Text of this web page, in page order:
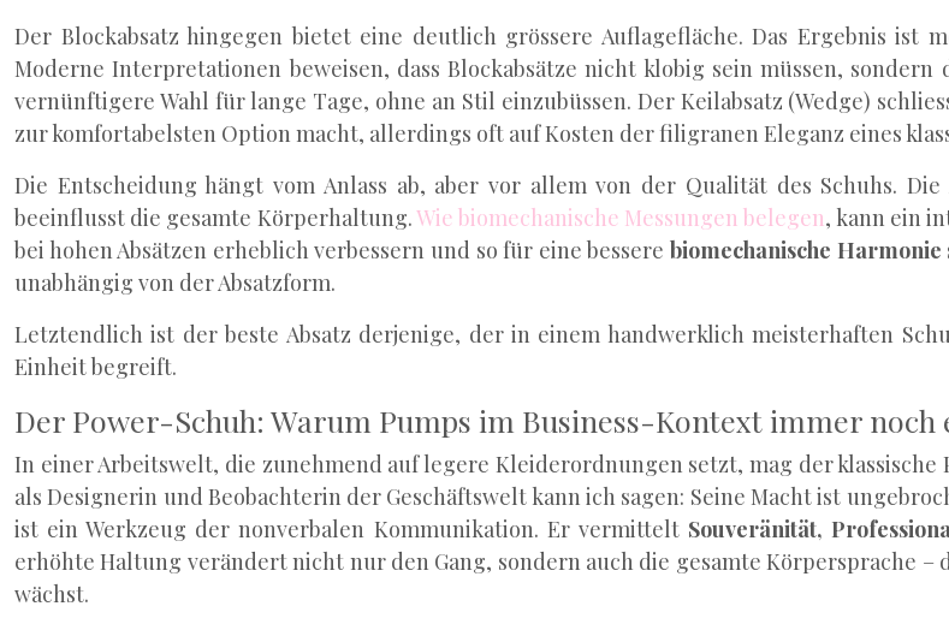
Der Blockabsatz hingegen bietet eine deutlich grössere Auflagefläche. Das Ergebnis ist
Moderne Interpretationen beweisen, dass Blockabsätze nicht klobig sein müssen,
vernünftigere Wahl für lange Tage, ohne an Stil einzubüssen. Der Keilabsatz (Wedge)
zur komfortabelsten Option macht, allerdings oft auf Kosten der filigranen Eleganz eines
Die Entscheidung hängt vom Anlass ab, aber vor allem von der Qualität des Schuhs.
beeinflusst die gesamte Körperhaltung.Wie biomechanische Messungen belegen, kann ein
bei hohen Absätzen erheblich verbessern und so für eine bessere biomechanische Harmonie
unabhängig von der Absatzform.
Letztendlich ist der beste Absatz derjenige, der in einem handwerklich meisterhaften
Einheit begreift.
Der Power-Schuh: Warum Pumps im Business-Kontext immer noch
In einer Arbeitswelt, die zunehmend auf legere Kleiderordnungen setzt, mag der
als Designerin und Beobachterin der Geschäftswelt kann ich sagen: Seine Macht ist
ist ein Werkzeug der nonverbalen Kommunikation. Er vermittelt Souveränität,
erhöhte Haltung verändert nicht nur den Gang, sondern auch die gesamte Körpersprache –
wächst.